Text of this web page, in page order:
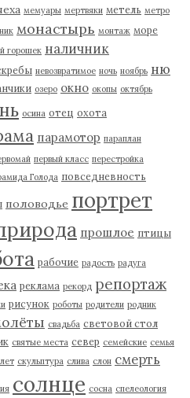
мемуары мертвяки метель метро
монастырь монтаж море
горошек наличник
невозвратимое ночь ноябрь ню
озеро окно окопы октябрь
осина отец охота
парамотор параплан
первый класс перестройка
Голода повседневность
половодье портрет
прошлое птицы
рабочие радость радуга
реклама рекорд репортаж
рисунок роботы родители родник
свадьба световой стол
святые места север семейские семья
скульптура слива слон смерть
солнце сосна спелеология